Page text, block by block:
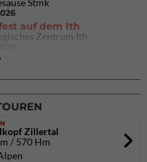
Stmk
auf dem Ith
Zentrum Ith
Arco
Zillertal
/ 570 Hm